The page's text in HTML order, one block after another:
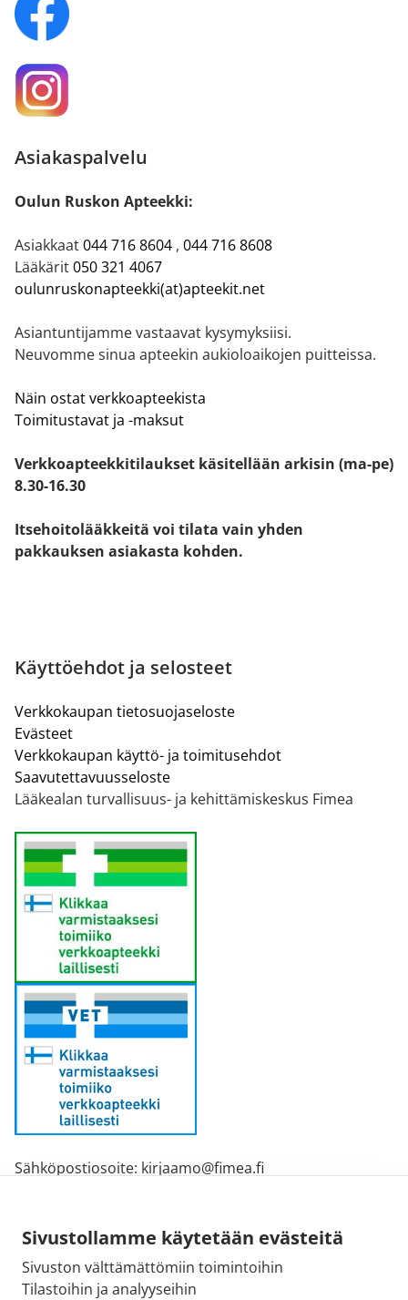
Sivustollamme käytetään evästeitä
Sivuston välttämättömiin toimintoihin
Tilastoihin ja analyyseihin
Asiakaspalvelu
Oulun Ruskon Apteekki:
Asiakkaat044 716 8604 , 044 716 8608
Lääkärit050 321 4067
oulunruskonapteekki(at)apteekit.net
Asiantuntijamme vastaavat kysymyksiisi.
Neuvomme sinua apteekin aukioloaikojen puitteissa.
Näin ostat verkkoapteekista
Toimitustavat ja -maksut
Verkkoapteekkitilaukset käsitellään arkisin (ma-pe)
8.30-16.30
Itsehoitolääkkeitä voi tilata vain yhden
pakkauksen asiakasta kohden.
Käyttöehdot ja selosteet
Verkkokaupan tietosuojaseloste
Evästeet
Verkkokaupan käyttö- ja toimitusehdot
Saavutettavuusseloste
Lääkealan turvallisuus- ja kehittämiskeskus Fimea
Sähköpostiosoite: kirjaamo@fimea.fi